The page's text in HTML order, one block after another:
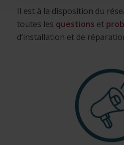
Il est à la disposition du
toutes les questions et
d’installation et de